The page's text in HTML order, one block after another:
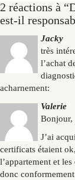
2 réactions à
est-il
Jacky
très
l’achat
acharnement:
Valerie
Bonjour,
J’ai
certificats étaient
l’appartement et
donc